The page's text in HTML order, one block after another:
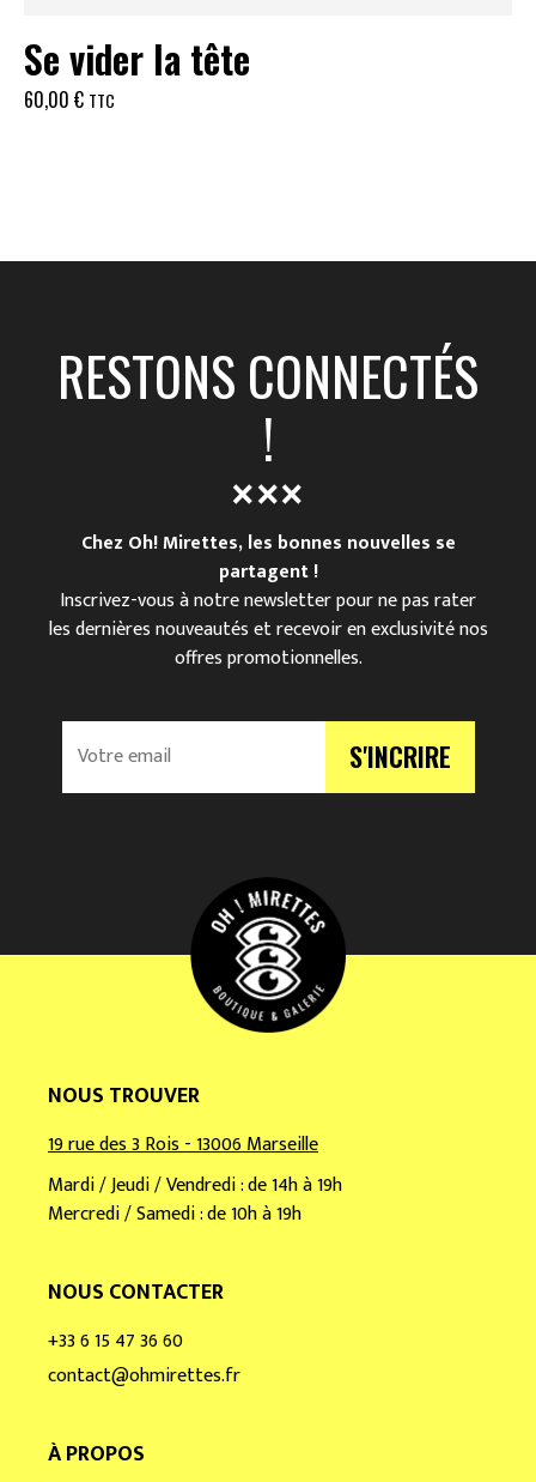
Se vider la tête
60,00 € TTC
RESTONS CONNECTÉS
!
Chez Oh! Mirettes, les bonnes nouvelles se
partagent !
Inscrivez-vous à notre newsletter pour ne pas rater
les dernières nouveautés et recevoir en exclusivité nos
offres promotionnelles.
V
r
l
S'INCRIRE
NOUS TROUVER
19 rue des 3 Rois - 13006 Marseille
Mardi / Jeudi / Vendredi : de 14h à 19h
Mercredi / Samedi : de 10h à 19h
NOUS CONTACTER
+33 6 15 47 36 60
contact@ohmirettes.fr
À PROPOS